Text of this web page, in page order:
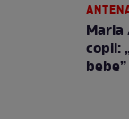
copil:
bebe”